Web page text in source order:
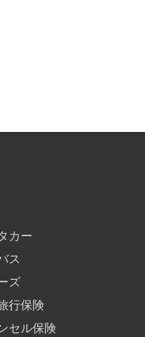
カー
ス
ズ
行保険
セル保険